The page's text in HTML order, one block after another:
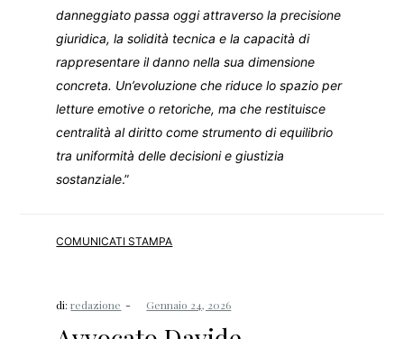
danneggiato passa oggi attraverso la precisione
giuridica, la solidità tecnica e la capacità di
rappresentare il danno nella sua dimensione
concreta. Un’evoluzione che riduce lo spazio per
letture emotive o retoriche, ma che restituisce
centralità al diritto come strumento di equilibrio
tra uniformità delle decisioni e giustizia
sostanziale.”
COMUNICATI STAMPA
di:redazione